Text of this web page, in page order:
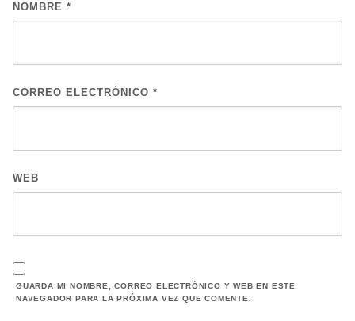
NOMBRE *
CORREO ELECTRÓNICO *
WEB
GUARDA MI NOMBRE, CORREO ELECTRÓNICO Y WEB EN ESTE
NAVEGADOR PARA LA PRÓXIMA VEZ QUE COMENTE.